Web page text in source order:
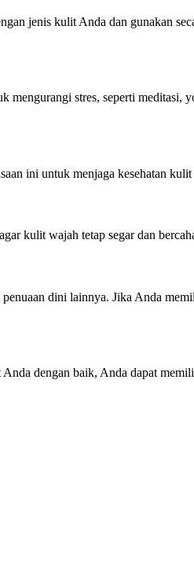
jenis kulit Anda dan gunakan
mengurangi stres, seperti meditasi,
ini untuk menjaga kesehatan
kulit wajah tetap segar dan
dini lainnya. Jika Anda
dengan baik, Anda dapat